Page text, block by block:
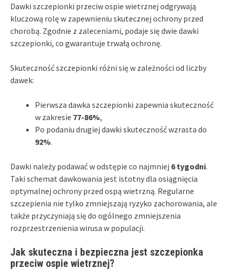
Dawki szczepionki przeciw ospie wietrznej odgrywają
kluczową rolę w zapewnieniu skutecznej ochrony przed
chorobą. Zgodnie z zaleceniami, podaje się dwie dawki
szczepionki, co gwarantuje trwałą ochronę.
Skuteczność szczepionki różni się w zależności od liczby
dawek:
Pierwsza dawka szczepionki zapewnia skuteczność
w zakresie 77-86%,
Po podaniu drugiej dawki skuteczność wzrasta do
92%.
Dawki należy podawać w odstępie co najmniej 6 tygodni.
Taki schemat dawkowania jest istotny dla osiągnięcia
optymalnej ochrony przed ospą wietrzną. Regularne
szczepienia nie tylko zmniejszają ryzyko zachorowania, ale
także przyczyniają się do ogólnego zmniejszenia
rozprzestrzenienia wirusa w populacji.
Jak skuteczna i bezpieczna jest szczepionka
przeciw ospie wietrznej?